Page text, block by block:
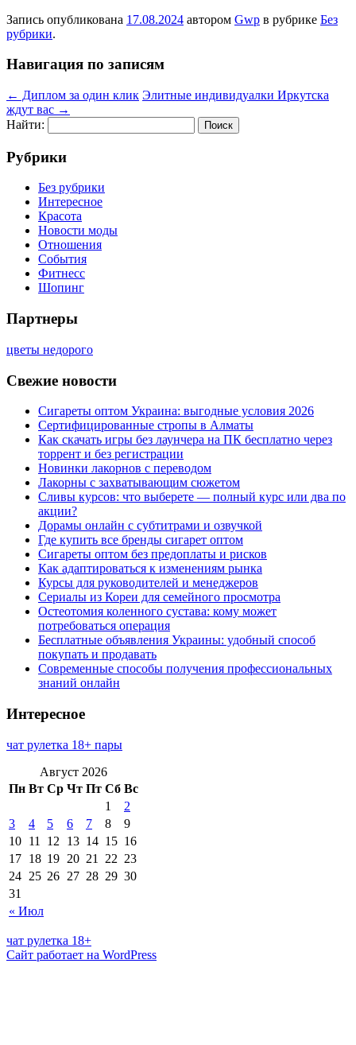
Запись опубликована 17.08.2024 автором Gwp в рубрике Без
рубрики.
Навигация по записям
← Диплом за один клик Элитные индивидуалки Иркутска
ждут вас →
Найти:
Рубрики
Без рубрики
Интересное
Красота
Новости моды
Отношения
События
Фитнесс
Шопинг
Партнеры
цветы недорого
Свежие новости
Сигареты оптом Украина: выгодные условия 2026
Сертифицированные стропы в Алматы
Как скачать игры без лаунчера на ПК бесплатно через
торрент и без регистрации
Новинки лакорнов с переводом
Лакорны с захватывающим сюжетом
Сливы курсов: что выберете — полный курс или два по
акции?
Дорамы онлайн с субтитрами и озвучкой
Где купить все бренды сигарет оптом
Сигареты оптом без предоплаты и рисков
Как адаптироваться к изменениям рынка
Курсы для руководителей и менеджеров
Сериалы из Кореи для семейного просмотра
Остеотомия коленного сустава: кому может
потребоваться операция
Бесплатные объявления Украины: удобный способ
покупать и продавать
Современные способы получения профессиональных
знаний онлайн
Интересное
чат рулетка 18+ пары
Август 2026
Пн Вт Ср Чт Пт Сб Вс
« Июл
1
2
3
4 5 6 7 8
9
10 11 12 13 14 15 16
17 18 19 20 21 22 23
24 25 26 27 28 29 30
31
чат рулетка 18+
Сайт работает на WordPress